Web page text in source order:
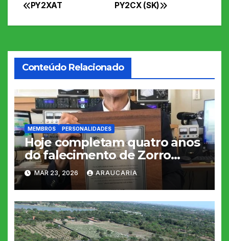
Navegação
de
Post
PY2CX (SK)
PY2XAT
Conteúdo Relacionado
MEMBROS PERSONALIDADES
Hoje completam quatro anos
do falecimento de Zorro
JH1AJT
MAR 23, 2026 ARAUCARIA